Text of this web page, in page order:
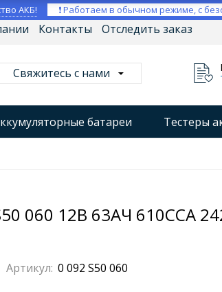
АКБ! ❗ Работаем в обычном режиме, с
Контакты Отследить заказ
Свяжитесь с нами
батареи Тестеры
060 12В 63АЧ 610CCA
Артикул: 0 092 S50 060